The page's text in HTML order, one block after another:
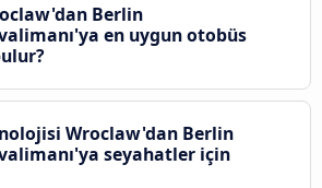
Berlin
en uygun otobüs
Wroclaw'dan Berlin
seyahatler için